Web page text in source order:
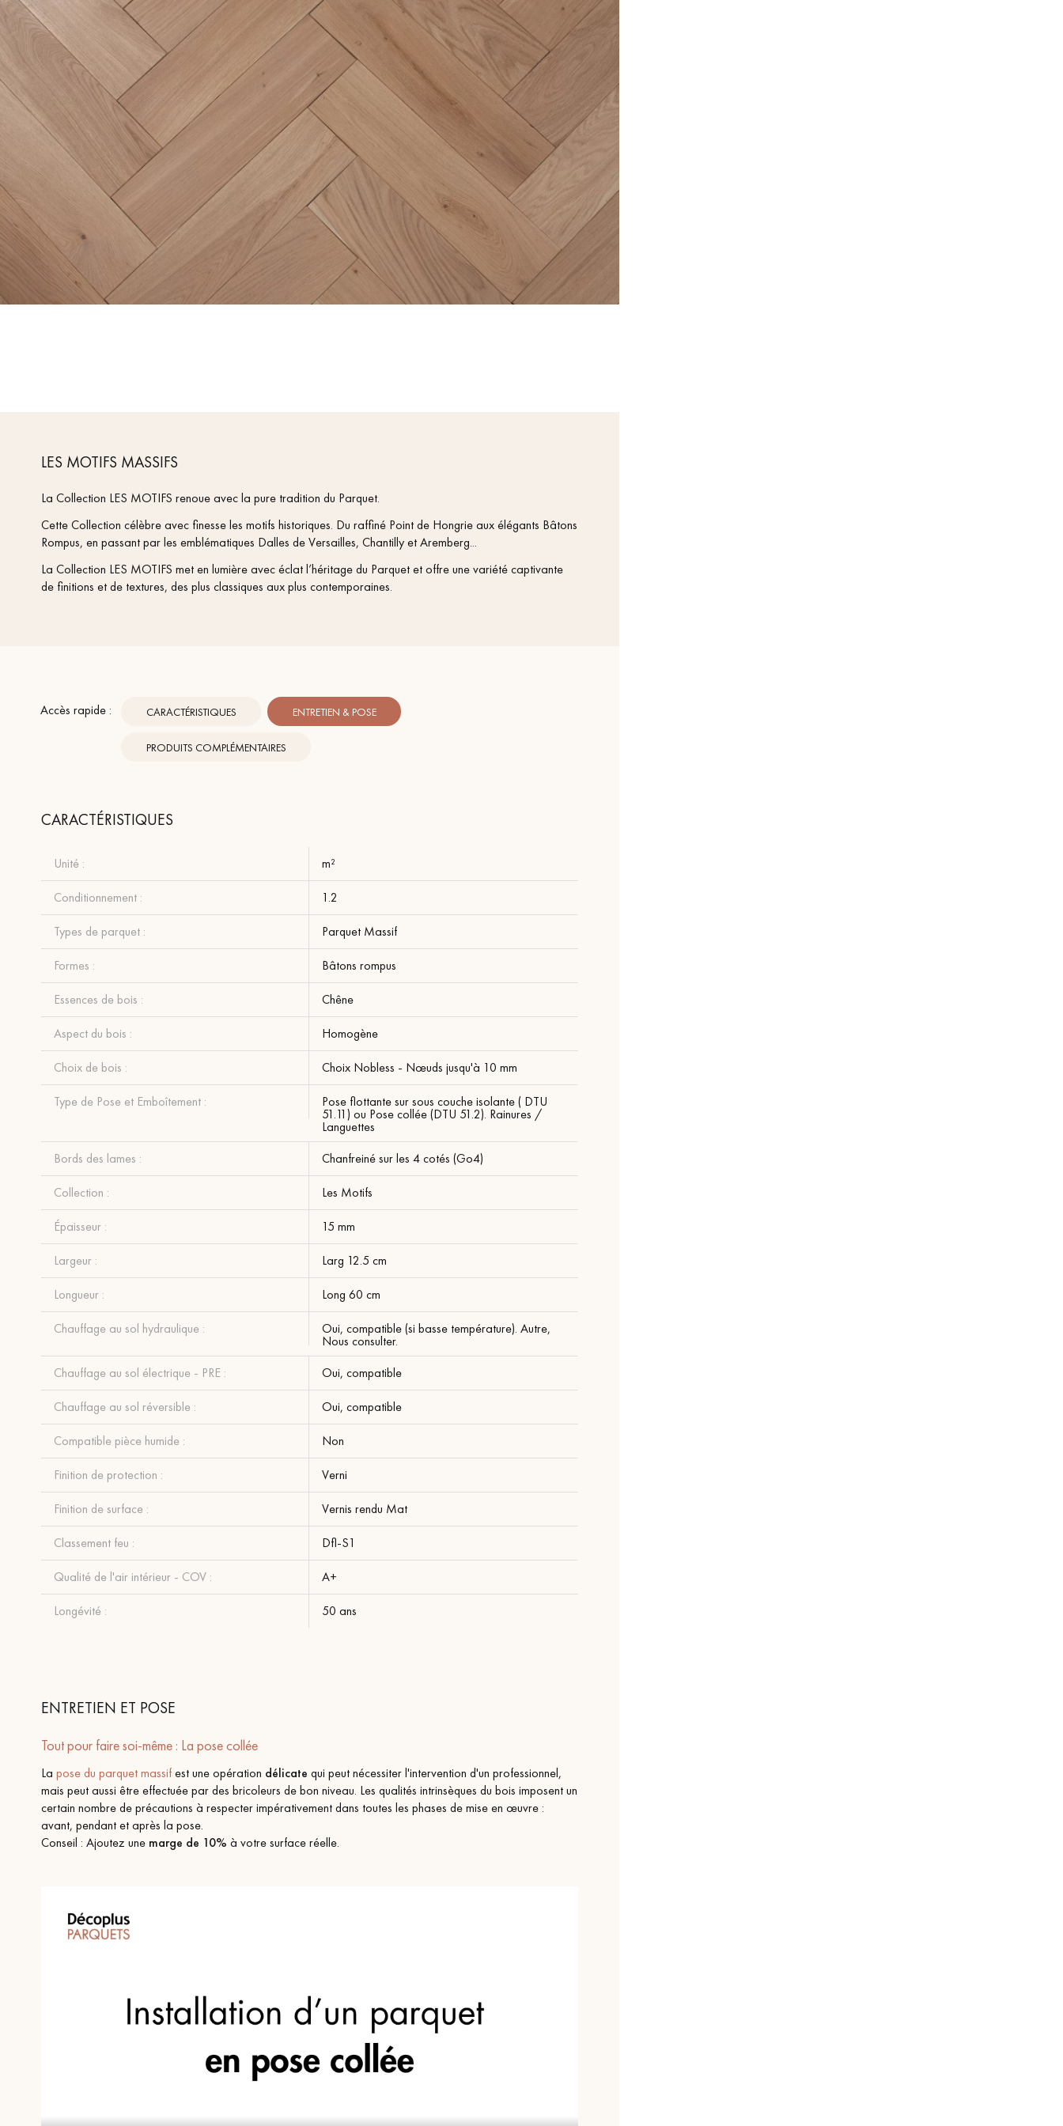
personnalisé
LES MOTIFS MASSIFS
La Collection LES MOTIFS renoue avec la pure tradition du Parquet.
Cette Collection célèbre avec finesse les motifs historiques. Du raffiné Point de Hongrie aux élégants Bâtons
Rompus, en passant par les emblématiques Dalles de Versailles, Chantilly et Aremberg...
La Collection LES MOTIFS met en lumière avec éclat l’héritage du Parquet et offre une variété captivante
de finitions et de textures, des plus classiques aux plus contemporaines.
Accès rapide : CARACTÉRISTIQUES ENTRETIEN & POSE
PRODUITS COMPLÉMENTAIRES
CARACTÉRISTIQUES
Unité : m²
Conditionnement : 1.2
Types de parquet : Parquet Massif
Formes : Bâtons rompus
Essences de bois : Chêne
Aspect du bois : Homogène
Choix de bois : Choix Nobless - Nœuds jusqu'à 10 mm
Type de Pose et Emboîtement : Pose flottante sur sous couche isolante ( DTU
51.11) ou Pose collée (DTU 51.2). Rainures /
Languettes
Bords des lames :
Chanfreiné sur les 4 cotés (Go4)
Collection : Les Motifs
Épaisseur : 15 mm
Largeur : Larg 12.5 cm
Longueur : Long 60 cm
Chauffage au sol hydraulique : Oui, compatible (si basse température). Autre,
Nous consulter.
Chauffage au sol électrique - PRE :
Oui, compatible
Chauffage au sol réversible : Oui, compatible
Compatible pièce humide : Non
Finition de protection : Verni
Finition de surface : Vernis rendu Mat
Classement feu : Dfl-S1
Qualité de l'air intérieur - COV : A+
Longévité : 50 ans
ENTRETIEN ET POSE
Tout pour faire soi-même : La pose collée
La pose du parquet massifest une opération délicate qui peut nécessiter l'intervention d'un professionnel,
mais peut aussi être effectuée par des bricoleurs de bon niveau. Les qualités intrinsèques du bois imposent un
certain nombre de précautions à respecter impérativement dans toutes les phases de mise en œuvre :
avant, pendant et après la pose.
Conseil : Ajoutez une marge de 10% à votre surface réelle.